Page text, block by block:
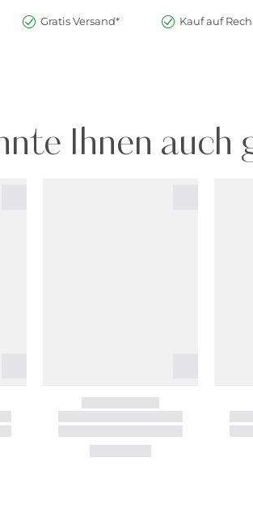
Gratis Versand* Kauf auf
Ihnen auch